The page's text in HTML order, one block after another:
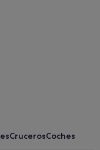
CrucerosCoches